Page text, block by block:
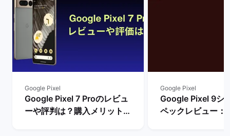
Google Pixel
Google Pixel 7 Proのレビュ
ーや評判は？購入メリットと
Google Pixel
Google Pixel 9シ
ペックレビュー：